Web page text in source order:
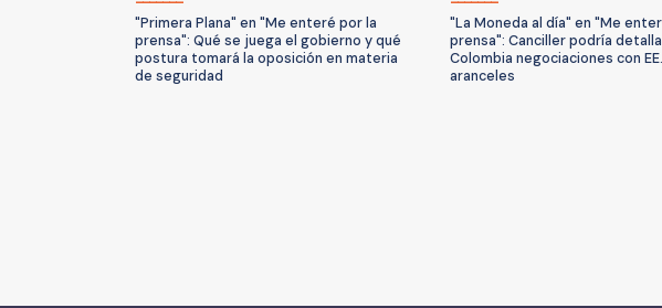
"Primera Plana" en "Me enteré por la
prensa": Qué se juega el gobierno y qué
postura tomará la oposición en materia
de seguridad
"La Moneda al día" en "Me
prensa": Canciller podría
Colombia negociaciones con
aranceles